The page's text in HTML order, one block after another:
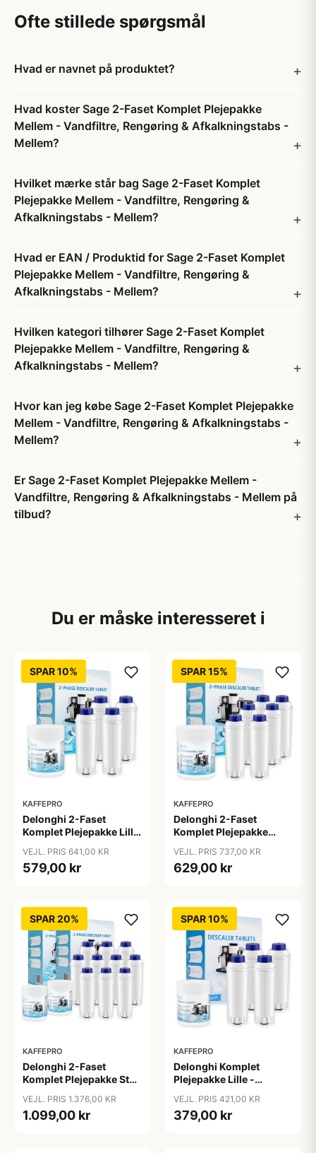
Ofte stillede spørgsmål
Hvad er navnet på produktet?
Hvad koster Sage 2-Faset Komplet Plejepakke
Mellem - Vandfiltre, Rengøring & Afkalkningstabs -
Mellem?
Hvilket mærke står bag Sage 2-Faset Komplet
Plejepakke Mellem - Vandfiltre, Rengøring &
Afkalkningstabs - Mellem?
Hvad er EAN / Produktid for Sage 2-Faset Komplet
Plejepakke Mellem - Vandfiltre, Rengøring &
Afkalkningstabs - Mellem?
Hvilken kategori tilhører Sage 2-Faset Komplet
Plejepakke Mellem - Vandfiltre, Rengøring &
Afkalkningstabs - Mellem?
Hvor kan jeg købe Sage 2-Faset Komplet Plejepakke
Mellem - Vandfiltre, Rengøring & Afkalkningstabs -
Mellem?
Er Sage 2-Faset Komplet Plejepakke Mellem -
Vandfiltre, Rengøring & Afkalkningstabs - Mellem på
tilbud?
Du er måske interesseret i
SPAR 10%
KAFFEPRO
Delonghi 2-Faset
Komplet Plejepakke Lille
Afkalkningstabs - Lille
VEJL. PRIS 641,00 KR
579,00 kr
SPAR 15%
KAFFEPRO
Delonghi 2-Faset
Komplet Plejepakke
Rengøring &
Afkalkningstabs -
VEJL. PRIS 737,00 KR
629,00 kr
SPAR 20%
KAFFEPRO
Delonghi 2-Faset
Komplet Plejepakke Stor
Afkalkningstabs - Stor
VEJL. PRIS 1.376,00 KR
1.099,00 kr
SPAR 10%
KAFFEPRO
Delonghi Komplet
Plejepakke Lille -
Rengøringstabs - Lille
VEJL. PRIS 421,00 KR
379,00 kr